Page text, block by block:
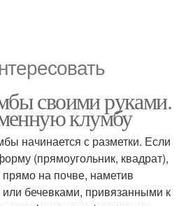
своими руками.
клумбу
начинается с разметки. Если
(прямоугольник, квадрат),
на почве, наметив
бечевками, привязанными к